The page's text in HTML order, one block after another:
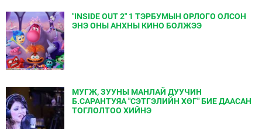
"INSIDE OUT 2" 1 ТЭРБУМЫН ОРЛОГО ОЛСОН
ЭНЭ ОНЫ АНХНЫ КИНО БОЛЖЭЭ
МУГЖ, ЗУУНЫ МАНЛАЙ ДУУЧИН
Б.САРАНТУЯА "СЭТГЭЛИЙН ХӨГ" БИЕ ДААСАН
ТОГЛОЛТОО ХИЙНЭ